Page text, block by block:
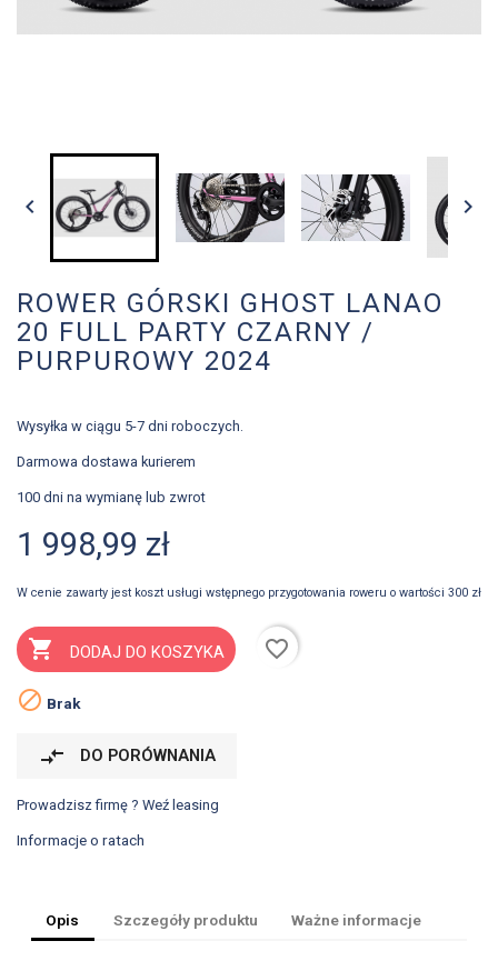
 
ROWER GÓRSKI GHOST LANAO
20 FULL PARTY CZARNY /
PURPUROWY 2024
Wysyłka w ciągu 5-7 dni roboczych.
Darmowa dostawa kurierem
100 dni na wymianę lub zwrot
1 998,99 zł
W cenie zawarty jest koszt usługi wstępnego przygotowania roweru o wartości 300 zł
 DODAJ DO KOSZYKA
favorite_border
 Brak
compare_arrows DO PORÓWNANIA
Prowadzisz firmę ? Weź leasing
Informacje o ratach
Opis Szczegóły produktu Ważne informacje